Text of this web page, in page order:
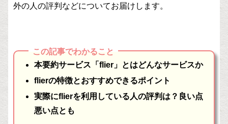
外の人の評判などについてお届けします。
この記事でわかること
本要約サービス「flier」とはどんなサービスか
flierの特徴とおすすめできるポイント
実際にflierを利用している人の評判は？良い点
悪い点とも